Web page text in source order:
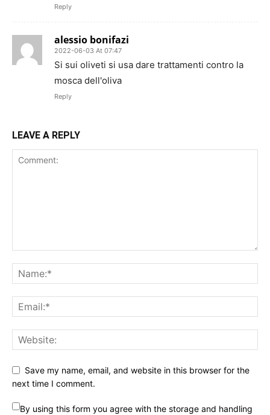
Reply
alessio bonifazi
2022-06-03 At 07:47
Si sui oliveti si usa dare trattamenti contro la
mosca dell'oliva
Reply
LEAVE A REPLY
Save my name, email, and website in this browser for the
next time I comment.
By using this form you agree with the storage and handling